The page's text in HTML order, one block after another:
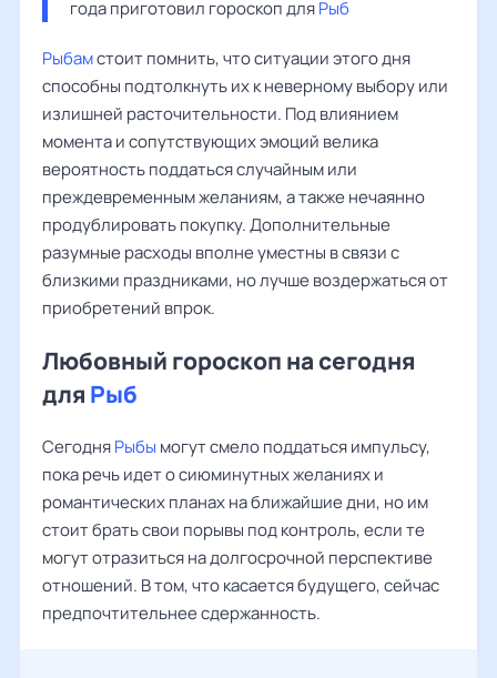
года приготовил гороскоп для Рыб
Рыбамстоит помнить, что ситуации этого дня
способны подтолкнуть их к неверному выбору или
излишней расточительности. Под влиянием
момента и сопутствующих эмоций велика
вероятность поддаться случайным или
преждевременным желаниям, а также нечаянно
продублировать покупку. Дополнительные
разумные расходы вполне уместны в связи с
близкими праздниками, но лучше воздержаться от
приобретений впрок.
Любовный гороскоп на сегодня
для Рыб
СегодняРыбы могут смело поддаться импульсу,
пока речь идет о сиюминутных желаниях и
романтических планах на ближайшие дни, но им
стоит брать свои порывы под контроль, если те
могут отразиться на долгосрочной перспективе
отношений. В том, что касается будущего, сейчас
предпочтительнее сдержанность.